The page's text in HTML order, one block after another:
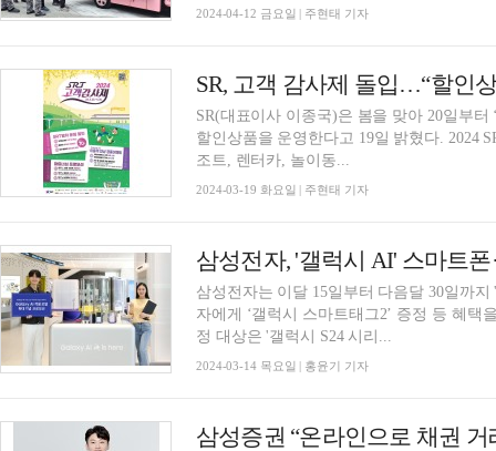
2024-04-12 금요일 | 주현태 기자
SR, 고객 감사제 돌입…“할인
SR(대표이사 이종국)은 봄을 맞아 20일부터
할인상품을 운영한다고 19일 밝혔다. 2024 SRT 고객감사제는 SRT 운임할인을 비롯해 호텔·리
조트, 렌터카, 놀이동...
2024-03-19 화요일 | 주현태 기자
삼성전자는 이달 15일부터 다음달 30일까
자에게 ‘갤럭시 스마트태그2’ 증정 등 혜택
정 대상은 '갤럭시 S24 시리...
2024-03-14 목요일 | 홍윤기 기자
삼성증권 “온라인으로 채권